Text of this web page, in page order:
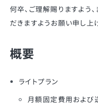
何卒、ご理解賜りますよう
だきますようお願い申し上
概要
ライトプラン
月額固定費用および